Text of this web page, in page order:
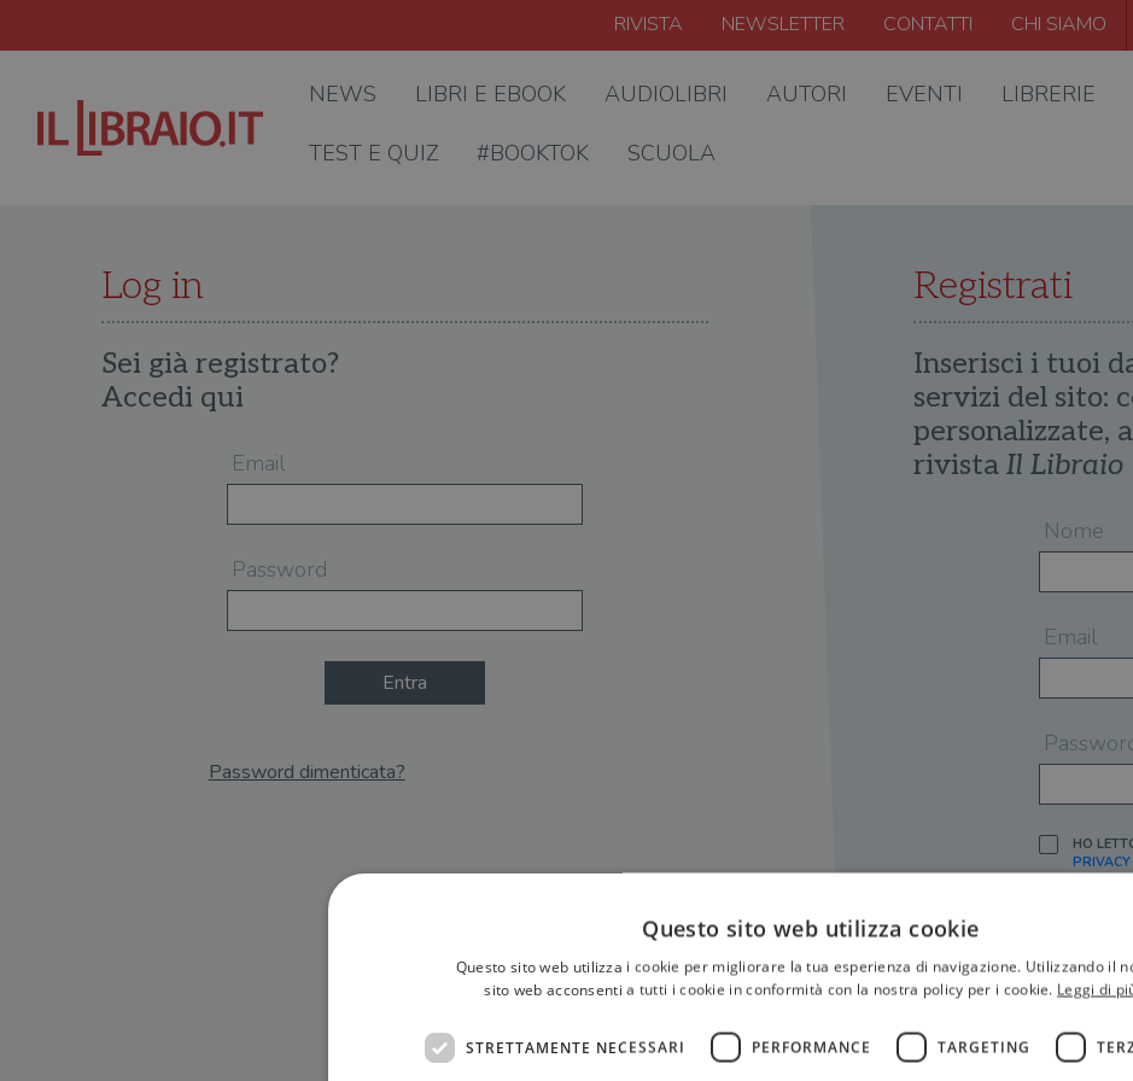
RIVISTA NEWSLETTER CONTATTI CHI SIAMO
NEWS LIBRI E EBOOK AUDIOLIBRI AUTORI EVENTI LIBRERIE
TEST E QUIZ #BOOKTOK SCUOLA
Log in
Sei già registrato?
Accedi qui
Email
Password
Entra
Password dimenticata?
Registrati
Inserisci i tuoi
servizi del sito:
personalizzate,
rivista Il Libraio
Nome
Email
HO
PRIVACY
IN
SÌ,
Questo sito web utilizza cookie
Questo sito web utilizza i cookie per migliorare la tua esperienza di navigazione. Utilizzando il
sito web acconsenti a tutti i cookie in conformità con la nostra policy per i cookie. Leggi di
STRETTAMENTE NECESSARI PERFORMANCE TARGETING